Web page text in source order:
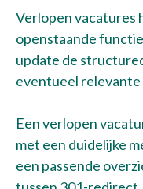
Verlopen vacatures
openstaande
update de
eventueel
Een verlopen
met een duidelijke
een passende